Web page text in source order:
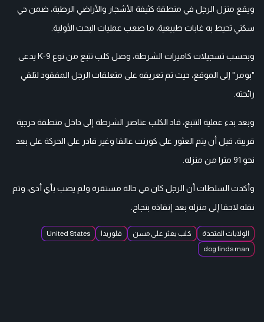
ويقع منزل الرجل في منطقة كثيفة الأشجار والأراضي الرطبة، ضمن حي
سكني تحيط به غابات طبيعية، ما صعب عمليات البحث الأولية.
وبحسب تسجيلات كاميرات الشرطة، وصل كلب تتبع من نوع K-9 يدعى
"بومر" إلى الموقع، حيث تم تعريفه على متعلقات الرجل المفقود لتلقي
رائحته.
وبعد بدء عملية التتبع، قاد الكلب عناصر الشرطة إلى داخل منطقة حرجية
قريبة، قبل أن يتم العثور على كورنت عالقا وغير قادر على الحركة على بعد
نحو 91 مترا من منزله.
وأكدت السلطات أن الرجل كان في حالة مستقرة ولم يصب بأي أذى، وتم
نقله لاحقا إلى منزله بعد إنقاذه بنجاح.
الولايات المتحدة كلب يعثر على مسن فلوريدا
United States
dog finds man